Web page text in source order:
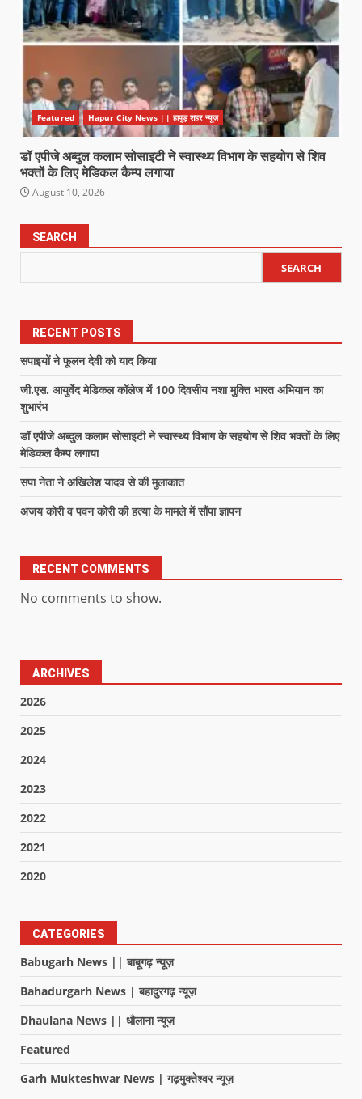
Featured Hapur City News || हापुड़ शहर न्यूज़
डॉ एपीजे अब्दुल कलाम सोसाइटी ने स्वास्थ्य विभाग के सहयोग से शिव
भक्तों के लिए मेडिकल कैम्प लगाया
August 10, 2026
SEARCH
SEARCH
RECENT POSTS
सपाइयों ने फूलन देवी को याद किया
जी.एस. आयुर्वेद मेडिकल कॉलेज में 100 दिवसीय नशा मुक्ति भारत अभियान का
शुभारंभ
डॉ एपीजे अब्दुल कलाम सोसाइटी ने स्वास्थ्य विभाग के सहयोग से शिव भक्तों के लिए
मेडिकल कैम्प लगाया
सपा नेता ने अखिलेश यादव से की मुलाकात
अजय कोरी व पवन कोरी की हत्या के मामले में सौंपा ज्ञापन
RECENT COMMENTS
No comments to show.
ARCHIVES
2026
2025
2024
2023
2022
2021
2020
CATEGORIES
Babugarh News || बाबूगढ़ न्यूज़
Bahadurgarh News | बहादुरगढ़ न्यूज़
Dhaulana News || धौलाना न्यूज़
Featured
Garh Mukteshwar News | गढ़मुक्तेश्वर न्यूज़